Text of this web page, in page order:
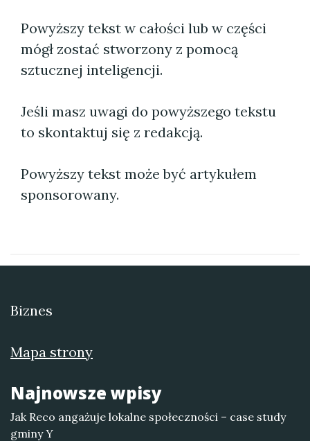
Powyższy tekst w całości lub w części
mógł zostać stworzony z pomocą
sztucznej inteligencji.
Jeśli masz uwagi do powyższego tekstu
to skontaktuj się z redakcją.
Powyższy tekst może być artykułem
sponsorowany.
Biznes
Mapa strony
Najnowsze wpisy
Jak Reco angażuje lokalne społeczności – case study
gminy Y